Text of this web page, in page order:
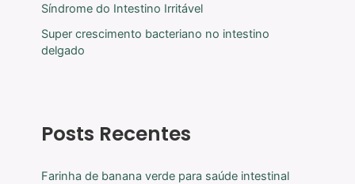
Síndrome do Intestino Irritável
Super crescimento bacteriano no intestino
delgado
Posts Recentes
Farinha de banana verde para saúde intestinal